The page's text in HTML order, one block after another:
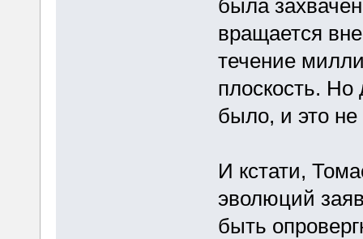
была
вращается
течение
плоскость. Но
было, и это
И кстати,
эволюций
быть